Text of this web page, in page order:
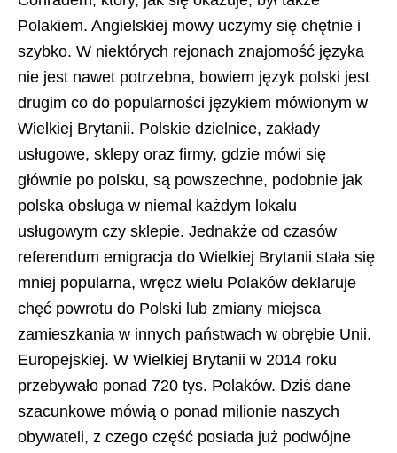
Polakiem. Angielskiej mowy uczymy się chętnie i
szybko. W niektórych rejonach znajomość języka
nie jest nawet potrzebna, bowiem język polski jest
drugim co do popularności językiem mówionym w
Wielkiej Brytanii. Polskie dzielnice, zakłady
usługowe, sklepy oraz firmy, gdzie mówi się
głównie po polsku, są powszechne, podobnie jak
polska obsługa w niemal każdym lokalu
usługowym czy sklepie. Jednakże od czasów
referendum emigracja do Wielkiej Brytanii stała się
mniej popularna, wręcz wielu Polaków deklaruje
chęć powrotu do Polski lub zmiany miejsca
zamieszkania w innych państwach w obrębie Unii.
Europejskiej. W Wielkiej Brytanii w 2014 roku
przebywało ponad 720 tys. Polaków. Dziś dane
szacunkowe mówią o ponad milionie naszych
obywateli, z czego część posiada już podwójne